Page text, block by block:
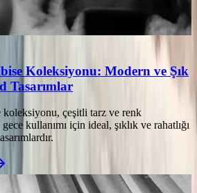
Koleksiyonu: Modern ve Şık
Tasarımlar
koleksiyonu, çeşitli tarz ve renk
kullanımı için ideal, şıklık ve rahatlığı